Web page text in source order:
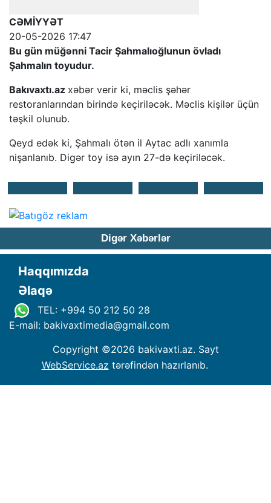
CƏMİYYƏT
20-05-2026 17:47
Bu gün müğənni Tacir Şahmalıoğlunun övladı
Şahmalın toyudur.
Bakıvaxtı.az xəbər verir ki, məclis şəhər
restoranlarından birində keçiriləcək. Məclis kişilər üçün
təşkil olunub.
Qeyd edək ki, Şahmalı ötən il Aytac adlı xanımla
nişanlanıb. Digər toy isə ayın 27-də keçiriləcək.
Digər Xəbərlər
Haqqımızda
Əlaqə
TEL: +994 50 212 50 28
E-mail: bakivaxtimedia@gmail.com
Copyright ©2026 bakivaxti.az. Sayt
WebService.az tərəfindən hazırlanıb.